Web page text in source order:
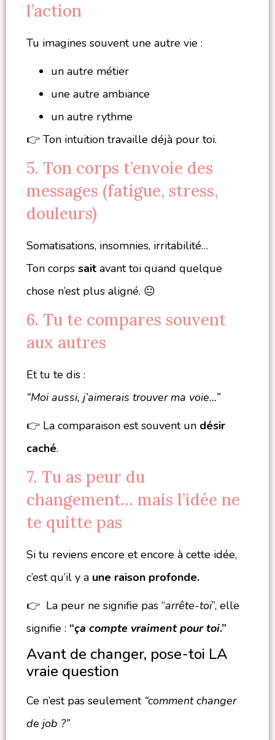
l’action
Tu imagines souvent une autre vie :
un autre métier
une autre ambiance
un autre rythme
👉 Ton intuition travaille déjà pour toi.
5. Ton corps t’envoie des
messages (fatigue, stress,
douleurs)
Somatisations, insomnies, irritabilité…
Ton corps sait avant toi quand quelque
chose n’est plus aligné. 😐
6. Tu te compares souvent
aux autres
Et tu te dis :
“Moi aussi, j’aimerais trouver ma voie…”
👉 La comparaison est souvent un désir
caché.
7. Tu as peur du
changement… mais l’idée ne
te quitte pas
Si tu reviens encore et encore à cette idée,
c’est qu’il y a une raison profonde.
👉 La peur ne signifie pas “arrête-toi”, elle
signifie : “ça compte vraiment pour toi.”
Avant de changer, pose-toi LA
vraie question
Ce n’est pas seulement “comment changer
de job ?”